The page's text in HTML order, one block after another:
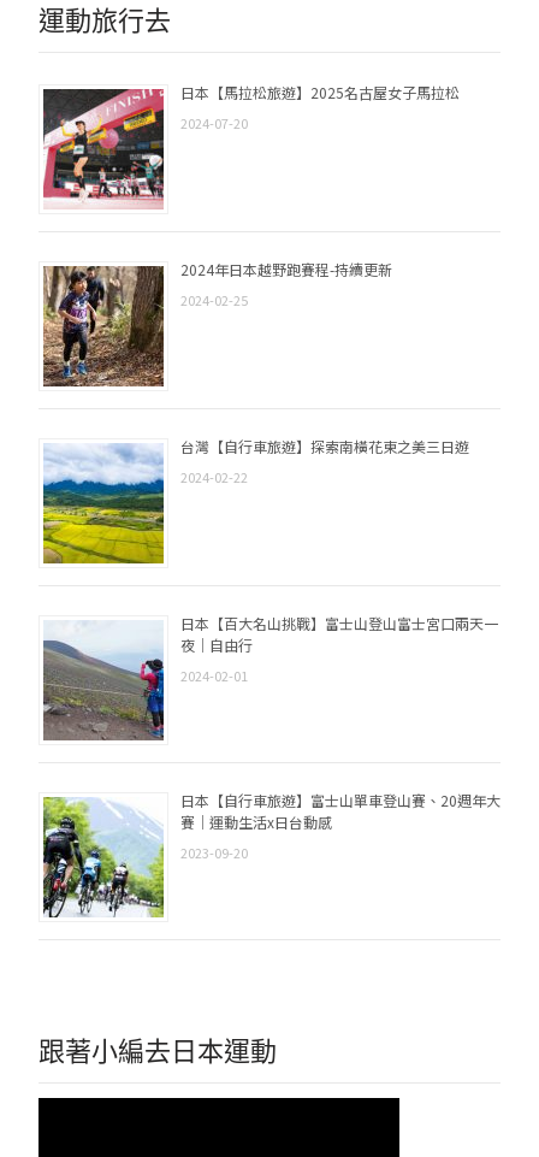
運動旅行去
日本【馬拉松旅遊】2025名古屋女子馬拉松
2024-07-20
2024年日本越野跑賽程-持續更新
2024-02-25
台灣【自行車旅遊】探索南橫花東之美三日遊
2024-02-22
日本【百大名山挑戰】富士山登山富士宮口兩天一
夜｜自由行
2024-02-01
日本【自行車旅遊】富士山單車登山賽、20週年大
賽｜運動生活x日台動感
2023-09-20
跟著小編去日本運動